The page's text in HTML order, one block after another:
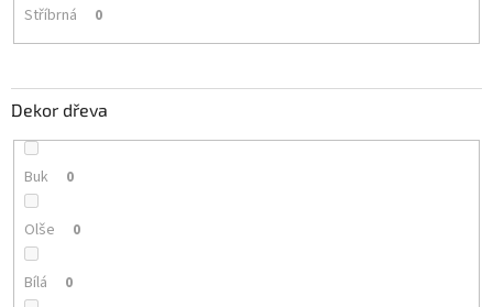
Stříbrná 0
Dekor dřeva
Buk 0
Olše 0
Bílá 0